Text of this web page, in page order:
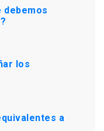
debemos
los
a